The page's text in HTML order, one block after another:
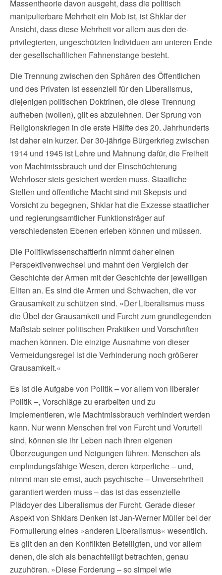
Massentheorie davon ausgeht, dass die politisch
manipulierbare Mehrheit ein Mob ist, ist Shklar der
Ansicht, dass diese Mehrheit vor allem aus den de-
privilegierten, ungeschützten Individuen am unteren Ende
der gesellschaftlichen Fahnenstange besteht.
Die Trennung zwischen den Sphären des Öffentlichen
und des Privaten ist essenziell für den Liberalismus,
diejenigen politischen Doktrinen, die diese Trennung
aufheben (wollen), gilt es abzulehnen. Der Sprung von
Religionskriegen in die erste Hälfte des 20. Jahrhunderts
ist daher ein kurzer. Der 30-jährige Bürgerkrieg zwischen
1914 und 1945 ist Lehre und Mahnung dafür, die Freiheit
von Machtmissbrauch und der Einschüchterung
Wehrloser stets gesichert werden muss. Staatliche
Stellen und öffentliche Macht sind mit Skepsis und
Vorsicht zu begegnen, Shklar hat die Exzesse staatlicher
und regierungsamtlicher Funktionsträger auf
verschiedensten Ebenen erleben können und müssen.
Die Politikwissenschaftlerin nimmt daher einen
Perspektivenwechsel und mahnt den Vergleich der
Geschichte der Armen mit der Geschichte der jeweiligen
Eliten an. Es sind die Armen und Schwachen, die vor
Grausamkeit zu schützen sind. »Der Liberalismus muss
die Übel der Grausamkeit und Furcht zum grundlegenden
Maßstab seiner politischen Praktiken und Vorschriften
machen können. Die einzige Ausnahme von dieser
Vermeidungsregel ist die Verhinderung noch größerer
Grausamkeit.«
Es ist die Aufgabe von Politik – vor allem von liberaler
Politik –, Vorschläge zu erarbeiten und zu
implementieren, wie Machtmissbrauch verhindert werden
kann. Nur wenn Menschen frei von Furcht und Vorurteil
sind, können sie ihr Leben nach ihren eigenen
Überzeugungen und Neigungen führen. Menschen als
empfindungsfähige Wesen, deren körperliche – und,
nimmt man sie ernst, auch psychische – Unversehrtheit
garantiert werden muss – das ist das essenzielle
Plädoyer des Liberalismus der Furcht. Gerade dieser
Aspekt von Shklars Denken ist Jan-Werner Müller bei der
Formulierung eines »anderen Liberalismus« wesentlich.
Es gilt den an den Konflikten Beteiligten, und vor allem
denen, die sich als benachteiligt betrachten, genau
zuzuhören. »Diese Forderung – so simpel wie